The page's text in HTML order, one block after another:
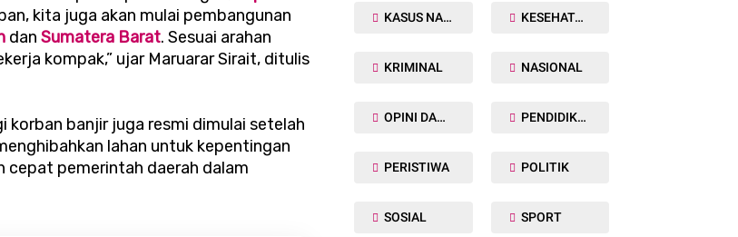
kita juga akan mulai pembangunan
dan Sumatera Barat. Sesuai arahan
kompak,” ujar Maruarar Sirait, ditulis
korban banjir juga resmi dimulai setelah
lahan untuk kepentingan
cepat pemerintah daerah dalam
KASUS NARKOBA KESEHATAN TUBUH
KRIMINAL NASIONAL
OPINI DAN ARTIKEL PENDIDIKAN
PERISTIWA POLITIK
SOSIAL SPORT